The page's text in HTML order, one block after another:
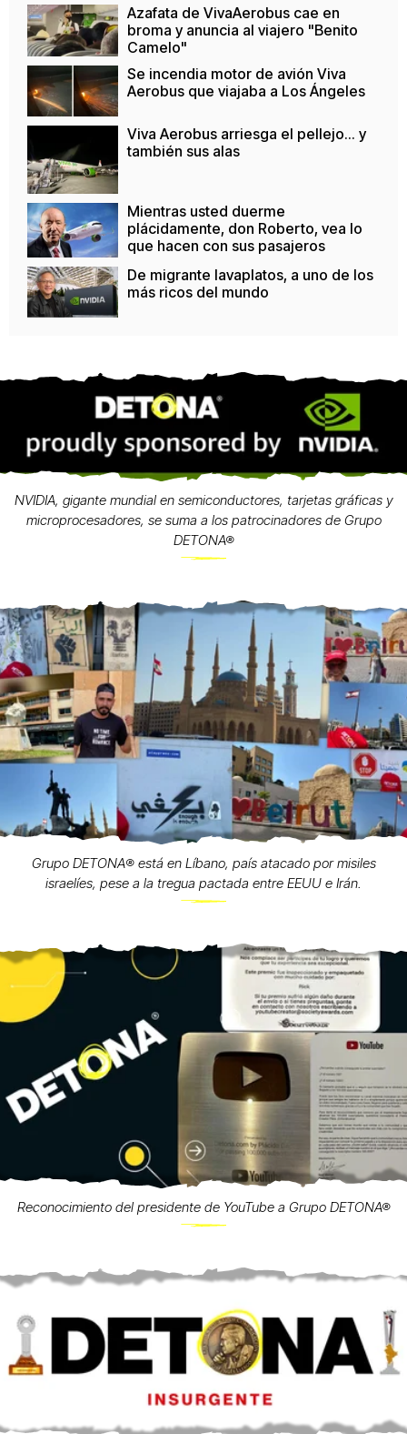
Azafata de VivaAerobus cae en
broma y anuncia al viajero "Benito
Camelo"
Se incendia motor de avión Viva
Aerobus que viajaba a Los Ángeles
Viva Aerobus arriesga el pellejo... y
también sus alas
Mientras usted duerme
plácidamente, don Roberto, vea lo
que hacen con sus pasajeros
De migrante lavaplatos, a uno de los
más ricos del mundo
NVIDIA, gigante mundial en semiconductores, tarjetas gráficas y
microprocesadores, se suma a los patrocinadores de Grupo
DETONA®
Grupo DETONA®️ está en Líbano, país atacado por misiles
israelíes, pese a la tregua pactada entre EEUU e Irán.
Reconocimiento del presidente de YouTube a Grupo DETONA®